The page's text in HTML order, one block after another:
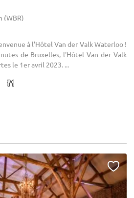
(WBR)
à l'Hôtel Van der Valk Waterloo !
de Bruxelles, l'Hôtel Van der Valk
le 1er avril 2023. ...